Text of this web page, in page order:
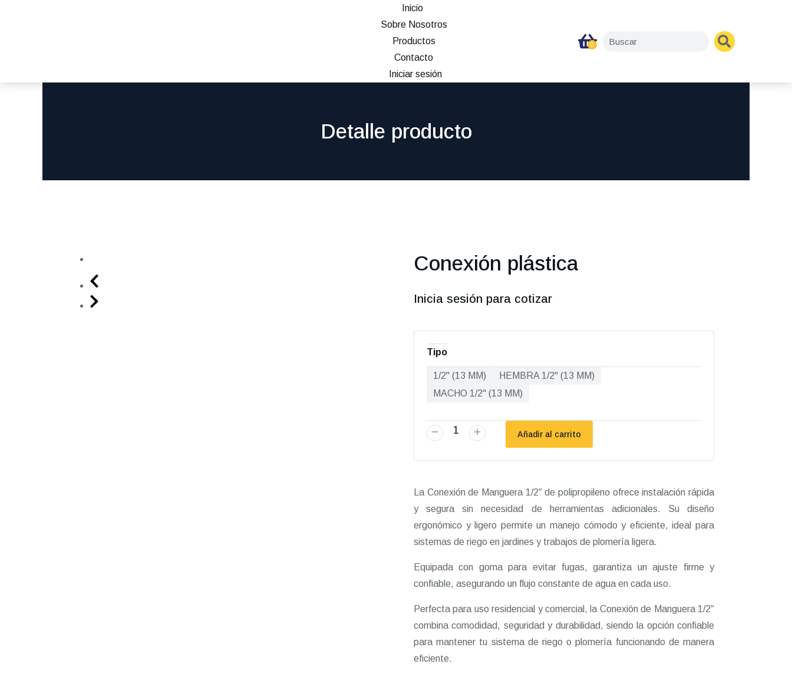
Inicio
Sobre Nosotros
Productos
Contacto
Iniciar sesión
Detalle producto
Conexión plástica
Inicia sesión para cotizar
Tipo
1/2" (13 MM)
HEMBRA 1/2" (13 MM)
MACHO 1/2" (13 MM)
Añadir al carrito
La Conexión de Manguera 1/2″ de polipropileno ofrece instalación rápida
y segura sin necesidad de herramientas adicionales. Su diseño
ergonómico y ligero permite un manejo cómodo y eficiente, ideal para
sistemas de riego en jardines y trabajos de plomería ligera.
Equipada con goma para evitar fugas, garantiza un ajuste firme y
confiable, asegurando un flujo constante de agua en cada uso.
Perfecta para uso residencial y comercial, la Conexión de Manguera 1/2″
combina comodidad, seguridad y durabilidad, siendo la opción confiable
para mantener tu sistema de riego o plomería funcionando de manera
eficiente.